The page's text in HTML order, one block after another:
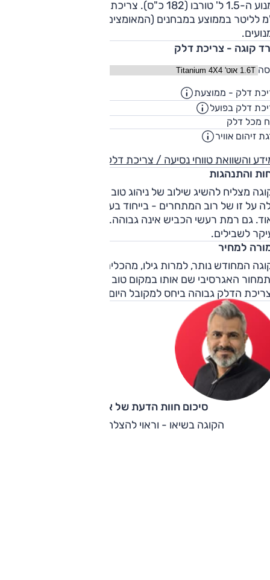
לליטר בממוצע במבחנים (המאומצים) שערכנו לשתי גרסאות
קוגה - צריכת דלק
דלק - ממוצעת
דלק בפועל
מכל דלק
זיהום אוויר
והשוואת טווחי נסיעה / צריכת דלק
והתנהגות
מצליח להשיג שילוב של ניהוג טוב ונוחות נסיעה מצוינת,
על זו של רוב המתחרים - בייחוד בעיר, לצד יכולת דינאמית
גם רמת רעשי הכביש אינה גבוהה. יכולת השטח מוגבלת
לשבילים.
למחיר
המחודש נותר, למרות גילו, מהכלים הטובים בקטגוריה -
האגרסיבי שם אותו במקום טוב מתמיד. חשוב להזכיר
הדלק גבוהה ביחס למקובל היום.
סיכום חוות הדעת של אוהד אלגוב
הקוגה בשיאו - וראוי להצלחה יותר מתמיד.